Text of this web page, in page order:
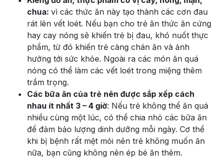
chua: vì các thức ăn này tạo thành các cơn đau
rát lên vết loét. Nếu bạn cho trẻ ăn thức ăn cứng
hay cay nóng sẽ khiến trẻ bị đau, khó nuốt thực
phẩm, từ đó khiến trẻ càng chán ăn và ảnh
hưởng tới sức khỏe. Ngoài ra các món ăn quá
nóng có thể làm các vết loét trong miệng thêm
trầm trọng.
Các bữa ăn của trẻ nên được sắp xếp cách
nhau ít nhất 3 – 4 giờ: Nếu trẻ không thể ăn quá
nhiều cùng một lúc, có thể chia nhỏ các bữa ăn
để đảm bảo lượng dinh dưỡng mỗi ngày. Cơ thể
khi bị bệnh rất mệt mỏi nên trẻ không muốn ăn
nữa, bạn cũng không nên ép bé ăn thêm.